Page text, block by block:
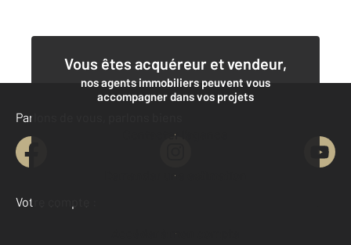
Vous êtes acquéreur et vendeur,
nos agents immobiliers peuvent vous
accompagner dans vos projets
Contacter l'agence
Demander une estimation
Parlons de vous, parlons biens
Votre compte :
Accéder à mon compte